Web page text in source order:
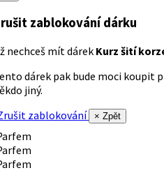
zablokování dárku
nechceš mít dárek Kurz šití
dárek pak bude moci koupit
jiný.
zablokování
× Zpět